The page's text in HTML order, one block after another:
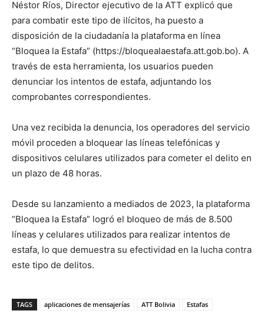
Néstor Ríos, Director ejecutivo de la ATT explicó que
para combatir este tipo de ilícitos, ha puesto a
disposición de la ciudadanía la plataforma en línea
“Bloquea la Estafa” (https://bloquealaestafa.att.gob.bo). A
través de esta herramienta, los usuarios pueden
denunciar los intentos de estafa, adjuntando los
comprobantes correspondientes.
Una vez recibida la denuncia, los operadores del servicio
móvil proceden a bloquear las líneas telefónicas y
dispositivos celulares utilizados para cometer el delito en
un plazo de 48 horas.
Desde su lanzamiento a mediados de 2023, la plataforma
“Bloquea la Estafa” logró el bloqueo de más de 8.500
líneas y celulares utilizados para realizar intentos de
estafa, lo que demuestra su efectividad en la lucha contra
este tipo de delitos.
TAGS aplicaciones de mensajerías ATT Bolivia Estafas